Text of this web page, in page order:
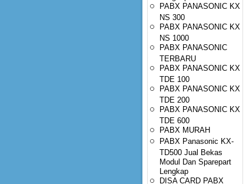
PABX PANASONIC KX
NS 300
PABX PANASONIC KX
NS 1000
PABX PANASONIC
TERBARU
PABX PANASONIC KX
TDE 100
PABX PANASONIC KX
TDE 200
PABX PANASONIC KX
TDE 600
PABX MURAH
PABX Panasonic KX-
TD500 Jual Bekas
Modul Dan Sparepart
Lengkap
DISA CARD PABX